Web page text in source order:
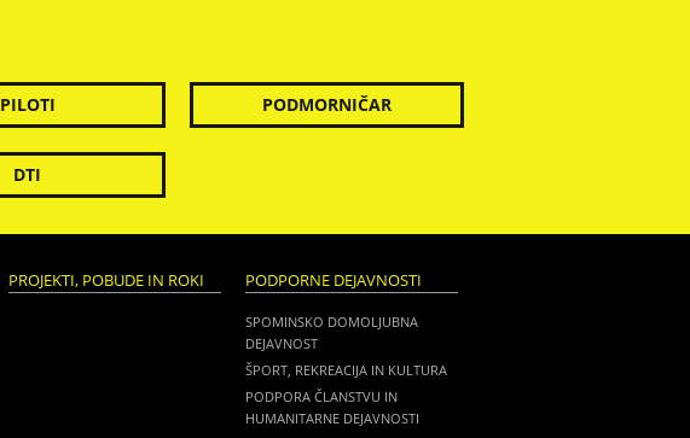
PILOTI PODMORNIČAR
DTI
PROJEKTI, POBUDE IN ROKI PODPORNE DEJAVNOSTI
SPOMINSKO DOMOLJUBNA
DEJAVNOST
ŠPORT, REKREACIJA IN KULTURA
PODPORA ČLANSTVU IN
HUMANITARNE DEJAVNOSTI